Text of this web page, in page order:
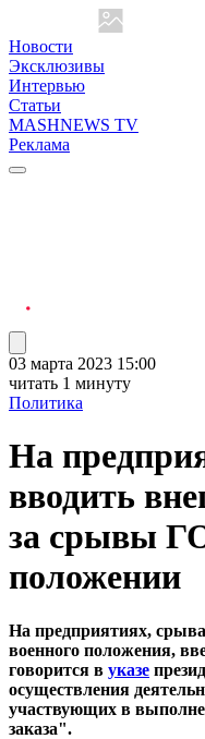
Новости
Эксклюзивы
Интервью
Статьи
MASHNEWS TV
Реклама
03 марта 2023 15:00
читать 1 минуту
Политика
На
вводить
за срывы
положении
На предприятиях,
военного положения,
говорится в указе
осуществления
участвующих в
заказа".